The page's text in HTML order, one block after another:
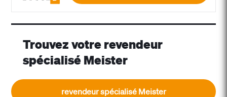
Trouvez votre revendeur
spécialisé Meister
revendeur spécialisé Meister